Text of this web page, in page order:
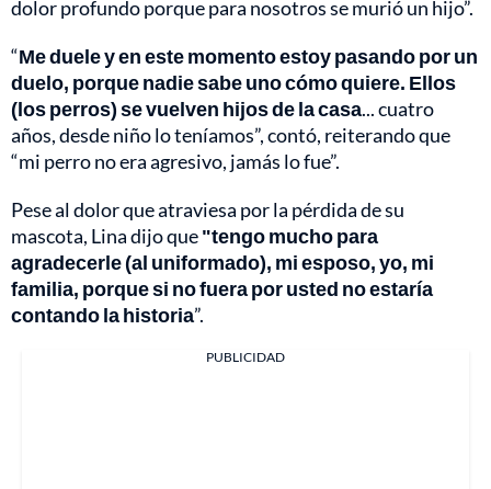
dolor profundo porque para nosotros se murió un hijo”.
“Me duele y en este momento estoy pasando por un
duelo, porque nadie sabe uno cómo quiere. Ellos
(los perros) se vuelven hijos de la casa... cuatro
años, desde niño lo teníamos”, contó, reiterando que
“mi perro no era agresivo, jamás lo fue”.
Pese al dolor que atraviesa por la pérdida de su
mascota, Lina dijo que"tengo mucho para
agradecerle (al uniformado), mi esposo, yo, mi
familia, porque si no fuera por usted no estaría
contando la historia”.
PUBLICIDAD